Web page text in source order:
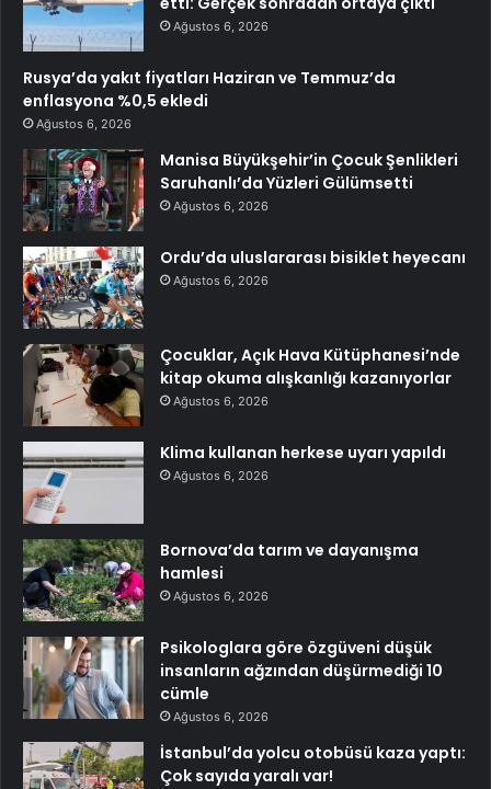
Ağustos 6, 2026
Rusya’da yakıt fiyatları Haziran ve Temmuz’da
enflasyona %0,5 ekledi
Ağustos 6, 2026
Manisa Büyükşehir’in Çocuk Şenlikleri
Saruhanlı’da Yüzleri Gülümsetti
Ağustos 6, 2026
Ordu’da uluslararası bisiklet heyecanı
Ağustos 6, 2026
Çocuklar, Açık Hava Kütüphanesi’nde
kitap okuma alışkanlığı kazanıyorlar
Ağustos 6, 2026
Klima kullanan herkese uyarı yapıldı
Ağustos 6, 2026
Bornova’da tarım ve dayanışma
hamlesi
Ağustos 6, 2026
Psikologlara göre özgüveni düşük
insanların ağzından düşürmediği 10
cümle
Ağustos 6, 2026
İstanbul’da yolcu otobüsü kaza yaptı:
Çok sayıda yaralı var!